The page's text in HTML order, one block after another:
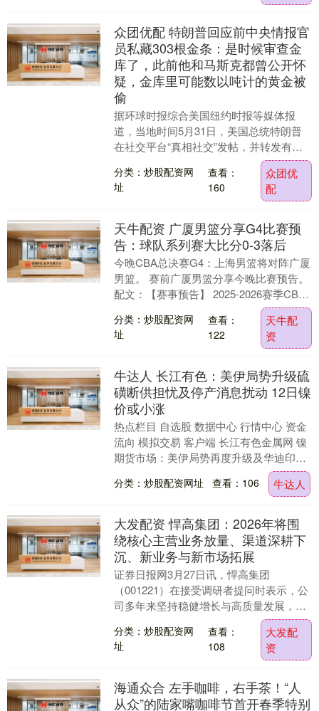
众团优配 特朗普回应前中央情报官
员私藏303根金条：是时候审查金
库了，此前他和马斯克都曾公开怀
疑，金库里可能数以吨计的黄金被
偷
据环球时报综合美国纽约时报等媒体报
道，当地时间5月31日，美国总统特朗普
在社交平台“真相社交”发帖，并转发有关
前中央情报局（CIA）官员涉嫌私藏大量
金条的报道。....
分类：炒股配资网
址
查看：
160
众团优
配
天牛配资 广厦男篮分享G4比赛预
告：球队系列赛大比分0-3落后
今晚CBA总决赛G4：上海男篮将对阵广厦
男篮。 赛前广厦男篮分享今晚比赛预告。
配文：【赛事预告】 2025-2026赛季CBA
联赛季后赛总决赛G4 🏀浙江浙商....
分类：炒股配资网
址
查看：
122
天牛配
资
牛达人 长江有色：美伊局势升级硫
磺断供担忧及停产消息扰动 12日镍
价或小涨
热点栏目 自选股 数据中心 行情中心 资金
流向 模拟交易 客户端 长江有色金属网 镍
期货市场：美伊局势再度升级及华迪印尼
镍厂停产消息影响，伦镍收涨1.64%；
伦....
分类：炒股配资网址 查看：106 牛达人
大发配资 悍高集团：2026年将围
绕核心主营业务放量、渠道深耕下
沉、新业务与新市场拓展
证券日报网3月27日讯，悍高集团
（001221）在接受调研者提问时表示，公
司多年来坚持稳健增长与高质量发展，
2026年将围绕核心主营业务放量、渠道深
耕下沉、新业....
分类：炒股配资网
址
查看：
108
大发配
资
海通众合 左手咖啡，右手茶！“人
从众”的陆家嘴咖啡节首开春季特别